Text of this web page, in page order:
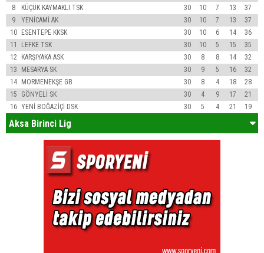
8
KÜÇÜK KAYMAKLI TSK 30 10 7 13
37
9
YENİCAMİ AK 30 10 7 13
37
10 ESENTEPE KKSK 30 10 6 14
36
11
LEFKE TSK 30 10 5 15
35
12
KARŞIYAKA ASK 30 8 8 14
32
13
MESARYA SK 30 9 5 16
32
14 MORMENEKŞE GB 30 8 4 18
28
15
GÖNYELİ SK 30 4 9 17
21
16 YENİ BOĞAZİÇİ DSK 30 5 4 21 19
Aksa Birinci Lig